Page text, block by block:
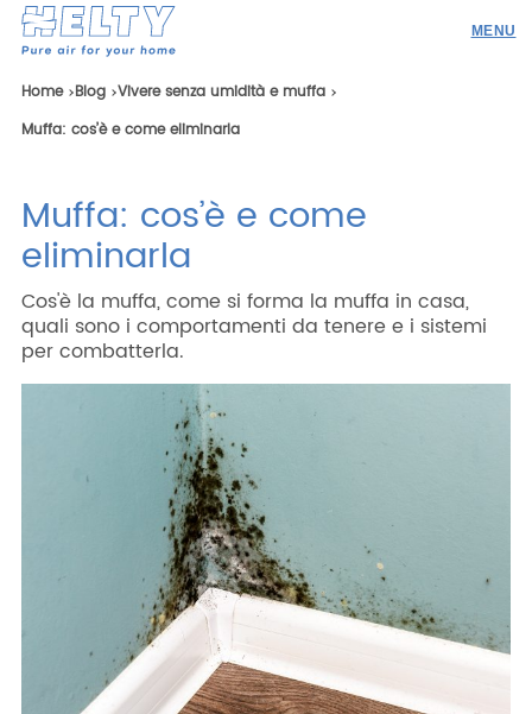
Area riservata
Area riservata CAT
Prodotti
Professionisti
Realizzazioni
Blog
Contatti
Home Blog Vivere senza umidità e muffa
Muffa: cos’è e come eliminarla
Muffa: cos’è e come
eliminarla
Cos'è la muffa, come si forma la muffa in casa,
quali sono i comportamenti da tenere e i sistemi
per combatterla.